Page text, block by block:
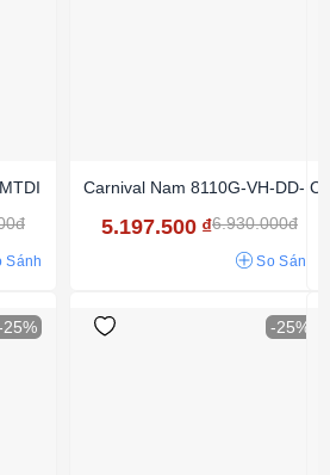
Sánh
Carnival Nam 8110G-VH-DD-N
5.197.500 ₫6.930.000đ
So Sánh
25% -25%